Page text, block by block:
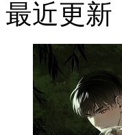
最近更新